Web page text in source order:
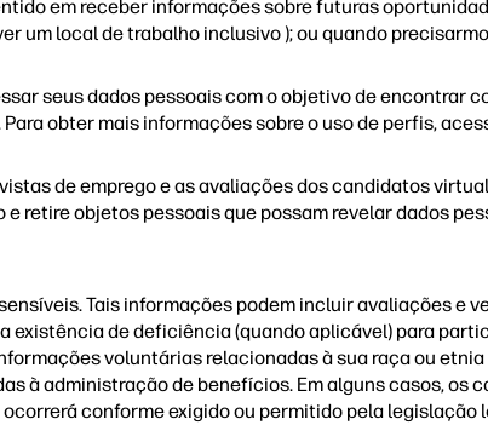
em receber informações sobre futuras
um local de trabalho inclusivo ); ou quando
seus dados pessoais com o objetivo de encontrar
obter mais informações sobre o uso de perfis,
de emprego e as avaliações dos candidatos
retire objetos pessoais que possam revelar dados
Tais informações podem incluir avaliações e
de deficiência (quando aplicável) para
voluntárias relacionadas à sua raça ou
à administração de benefícios. Em alguns casos, os
conforme exigido ou permitido pela legislação